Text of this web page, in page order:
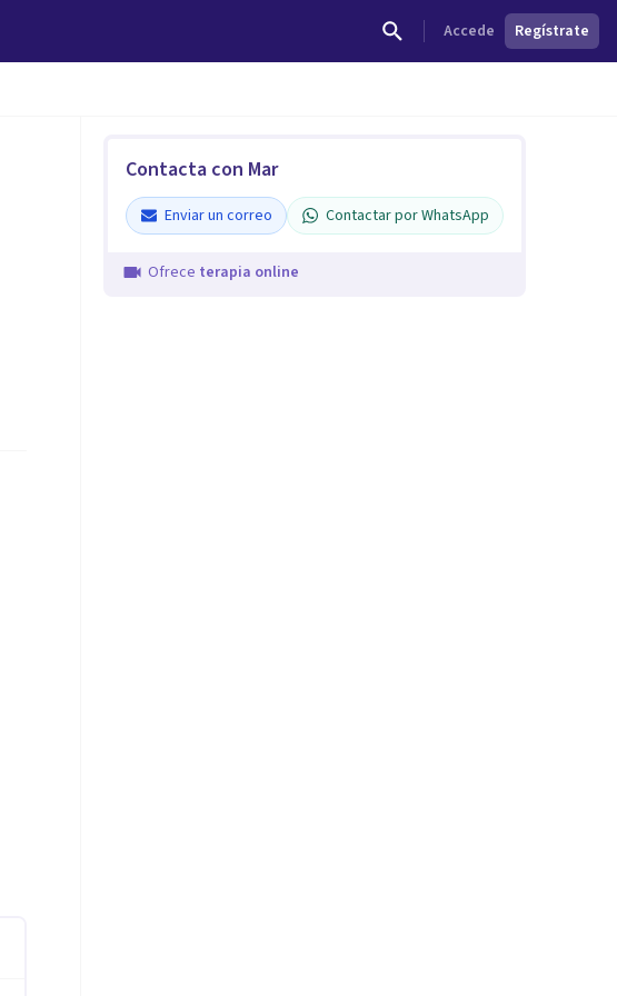
Accede Regístrate
Contacta con Mar
Enviar un correo Contactar por WhatsApp
Ofrece terapia online